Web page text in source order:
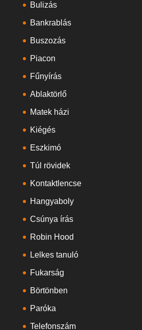
Bulizás
Bankrablás
Buszozás
Piacon
Fűnyírás
Ablaktörlő
Matek házi
Kiégés
Eszkimó
Túl rövidek
Kontaktlencse
Hangyaboly
Csúnya írás
Robin Hood
Lelkes tanuló
Fukarság
Börtönben
Paróka
Telefonszám